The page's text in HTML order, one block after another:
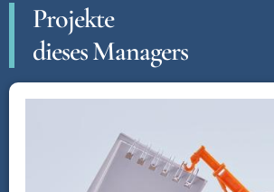
Projekte
dieses Managers